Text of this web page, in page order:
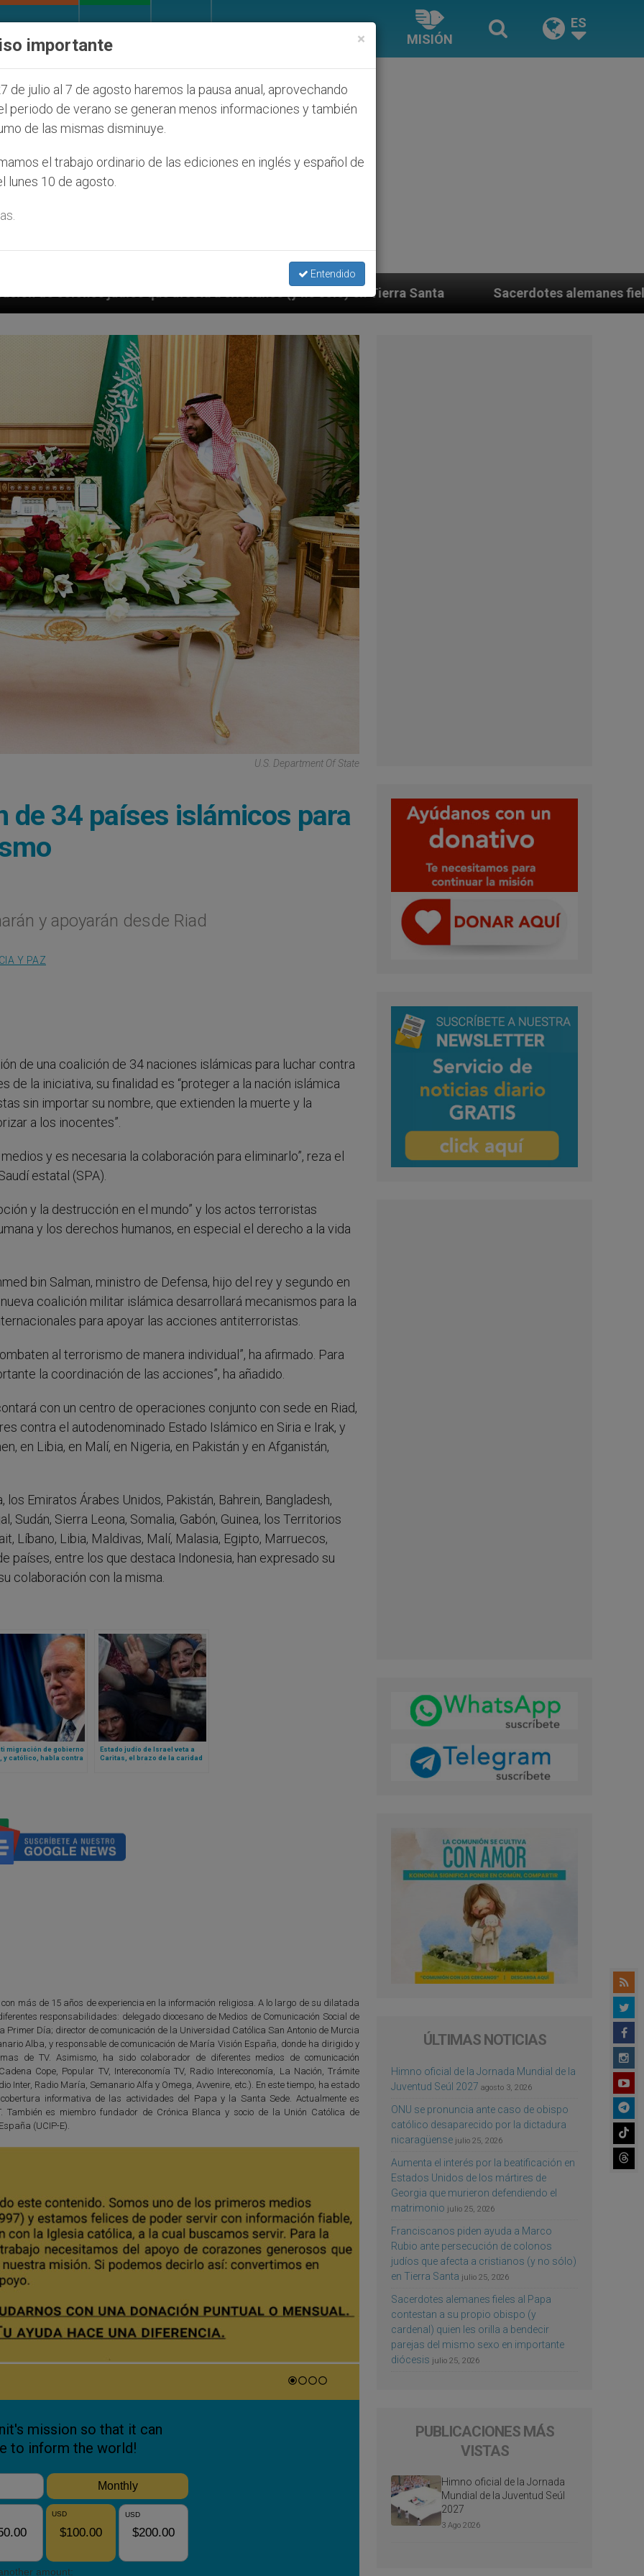
MISIÓN
ES
a cristianos (y no sólo) en Tierra Santa Sacerdotes alemanes fieles al Papa contestan a su
U.S. Department Of State
de 34 países islámicos para
y apoyarán desde Riad
Y PAZ
de una coalición de 34 naciones islámicas para luchar contra
la iniciativa, su finalidad es “proteger a la nación islámica
sin importar su nombre, que extienden la muerte y la
a los inocentes”.
y es necesaria la colaboración para eliminarlo”, reza el
estatal (SPA).
y la destrucción en el mundo” y los actos terroristas
y los derechos humanos, en especial el derecho a la vida
bin Salman, ministro de Defensa, hijo del rey y segundo en
coalición militar islámica desarrollará mecanismos para la
para apoyar las acciones antiterroristas.
al terrorismo de manera individual”, ha afirmado. Para
la coordinación de las acciones”, ha añadido.
con un centro de operaciones conjunto con sede en Riad,
contra el autodenominado Estado Islámico en Siria e Irak, y
en Libia, en Malí, en Nigeria, en Pakistán y en Afganistán,
Emiratos Árabes Unidos, Pakistán, Bahrein, Bangladesh,
Sudán, Sierra Leona, Somalia, Gabón, Guinea, los Territorios
Líbano, Libia, Maldivas, Malí, Malasia, Egipto, Marruecos,
países, entre los que destaca Indonesia, han expresado su
colaboración con la misma.
migración de gobierno
y católico, habla contra
Estado judío de Israel veta a
Caritas, el brazo de la caridad
más de 15 años de experiencia en la información religiosa. A lo largo de su dilatada
responsabilidades: delegado diocesano de Medios de Comunicación Social de
Primer Día; director de comunicación de la Universidad Católica San Antonio de Murcia
Alba, y responsable de comunicación de María Visión España, donde ha dirigido y
de TV. Asimismo, ha sido colaborador de diferentes medios de comunicación
Cope, Popular TV, Intereconomía TV, Radio Intereconomía, La Nación, Trámite
Inter, Radio María, Semanario Alfa y Omega, Avvenire, etc.). En este tiempo, ha estado
informativa de las actividades del Papa y la Santa Sede. Actualmente es
También es miembro fundador de Crónica Blanca y socio de la Unión Católica de
(UCIP-E).
ÚLTIMAS NOTICIAS
Himno oficial de la Jornada Mundial de la
Juventud Seúl 2027 agosto 3, 2026
ONU se pronuncia ante caso de obispo
católico desaparecido por la dictadura
nicaragüense julio 25, 2026
Aumenta el interés por la beatificación en
Estados Unidos de los mártires de
Georgia que murieron defendiendo el
matrimonio julio 25, 2026
Franciscanos piden ayuda a Marco
Rubio ante persecución de colonos
judíos que afecta a cristianos (y no sólo)
en Tierra Santa julio 25, 2026
Sacerdotes alemanes fieles al Papa
contestan a su propio obispo (y
cardenal) quien les orilla a bendecir
parejas del mismo sexo en importante
diócesis julio 25, 2026
PUBLICACIONES MÁS
VISTAS
Himno oficial de la Jornada
Mundial de la Juventud Seúl
2027
3 Ago 2026
×
importante
de julio al 7 de agosto haremos la pausa anual, aprovechando
periodo de verano se generan menos informaciones y también
de las mismas disminuye.
el trabajo ordinario de las ediciones en inglés y español de
lunes 10 de agosto.
Entendido